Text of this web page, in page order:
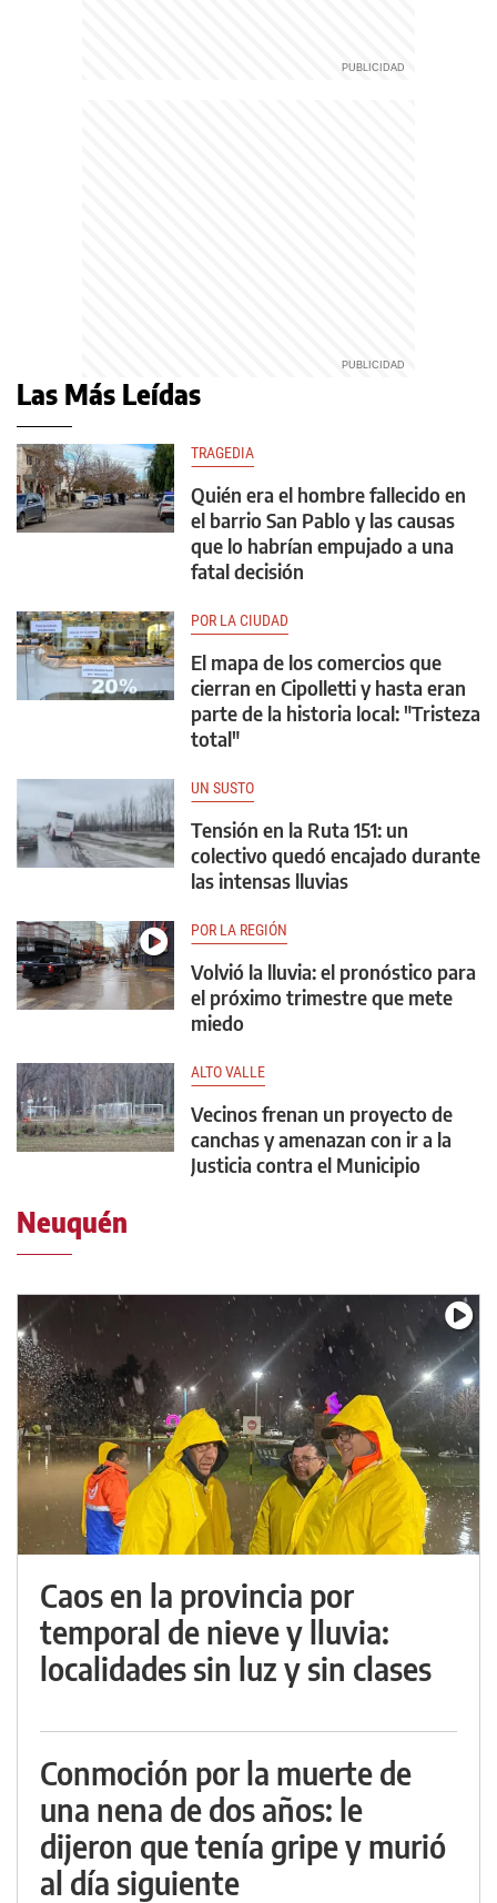
Las Más Leídas
TRAGEDIA
Quién era el hombre fallecido en
el barrio San Pablo y las causas
que lo habrían empujado a una
fatal decisión
POR LA CIUDAD
El mapa de los comercios que
cierran en Cipolletti y hasta eran
parte de la historia local: "Tristeza
total"
UN SUSTO
Tensión en la Ruta 151: un
colectivo quedó encajado durante
las intensas lluvias
POR LA REGIÓN
Volvió la lluvia: el pronóstico para
el próximo trimestre que mete
miedo
ALTO VALLE
Vecinos frenan un proyecto de
canchas y amenazan con ir a la
Justicia contra el Municipio
Neuquén
Caos en la provincia por
temporal de nieve y lluvia:
localidades sin luz y sin clases
Conmoción por la muerte de
una nena de dos años: le
dijeron que tenía gripe y murió
al día siguiente